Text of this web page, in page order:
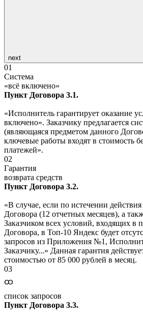
next
01
Система
«всё включено»
Пункт Договора 3.1.
«Исполнитель гарантирует оказание
включено». Заказчику предлагается
(являющаяся предметом данного
ключевые работы входят в стоимость
платежей».
02
Гарантия
возврата средств
Пункт Договора 3.2.
«В случае, если по истечении
Договора (12 отчетных месяцев), а
Заказчиком всех условий, входящих в
Договора, в Топ-10 Яндекс будет
запросов из Приложения №1,
Заказчику...» Данная гарантия
стоимостью от 85 000 рублей в месяц.
03
ထ
список запросов
Пункт Договора 3.3.